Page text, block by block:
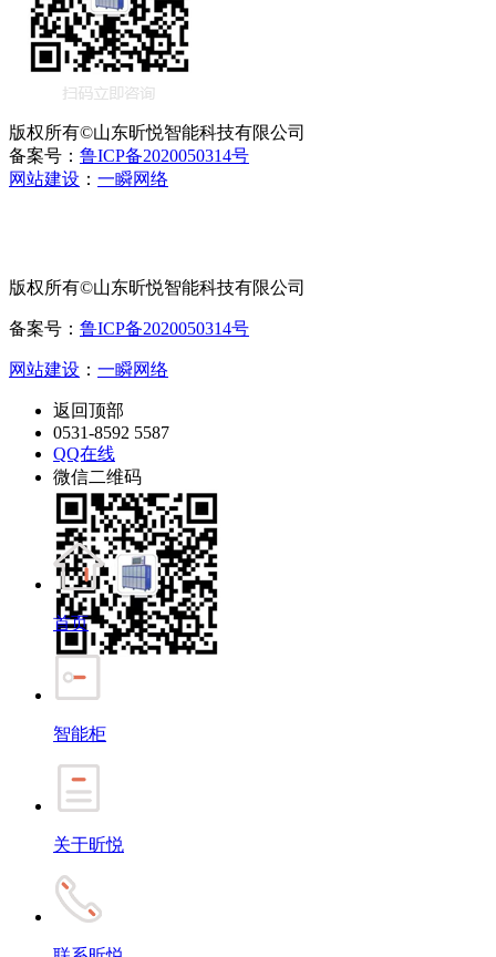
版权所有©山东昕悦智能科技有限公司
备案号： 鲁ICP备2020050314号
网站建设 ： 一瞬网络
版权所有©山东昕悦智能科技有限公司
备案号： 鲁ICP备2020050314号
网站建设 ： 一瞬网络
返回顶部
0531-8592 5587
QQ在线
微信二维码
首页
智能柜
关于昕悦